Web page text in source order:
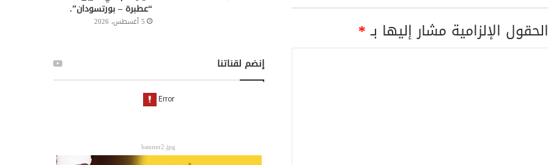
الحقول الإلزامية مشار إليها بـ*
“عطبرة – بورتسودان”.
5 أغسطس، 2026
إنضم لقناتنا
banner2.jpg